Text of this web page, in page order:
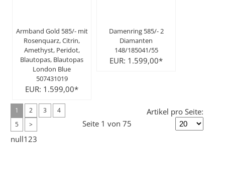
Armband Gold 585/- mit
Rosenquarz, Citrin,
Amethyst, Peridot,
Blautopas, Blautopas
London Blue
507431019
EUR: 1.599,00*
Damenring 585/- 2
Diamanten
148/185041/55
EUR: 1.599,00*
1 2 3
4
5
> Seite 1 von 75
Artikel pro Seite:
null123